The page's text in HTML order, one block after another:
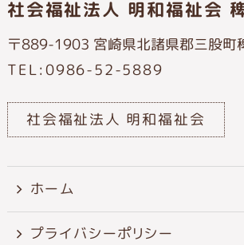
社会福祉法人 明和福祉会
〒889-1903 宮崎県北諸県郡三股町
TEL:0986-52-5889
社会福祉法人 明和福祉会
ホーム
プライバシーポリシー